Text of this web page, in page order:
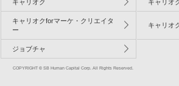
キャリオク キャリオ
キャリオクforマーケ・クリエイタ
ー
キャリオ
ジョブチャ
COPYRIGHT © SB Human Capital Corp. All Rights Reserved.